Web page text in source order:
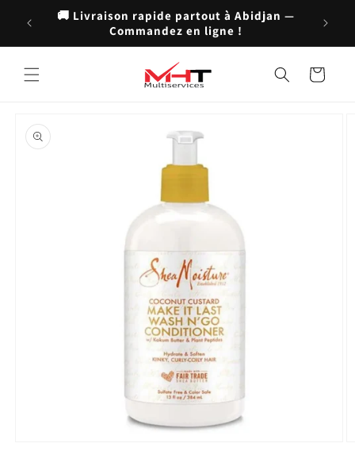
passer
au
contenu
🚚 Livraison rapide partout à Abidjan —
Commandez en ligne !
Panier
informations
produits